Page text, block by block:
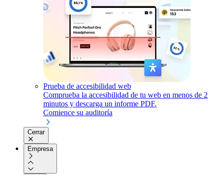
Prueba de accesibilidad web
Comprueba la accesibilidad de tu web en menos de 2
minutos y descarga un informe PDF.
Comience su auditoría
Cerrar
Empresa